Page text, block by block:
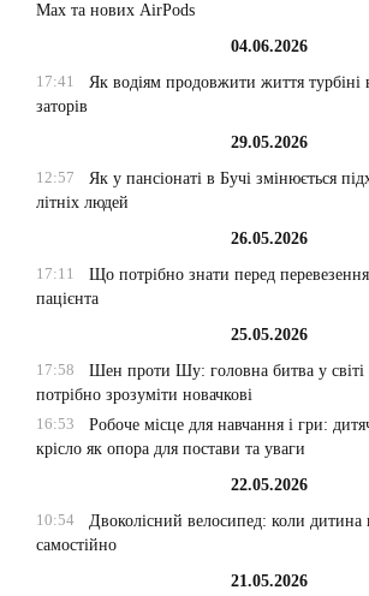
Max та нових AirPods
04.06.2026
17:41
Як водіям продовжити життя турбіні
заторів
29.05.2026
12:57
Як у пансіонаті в Бучі змінюється
літніх людей
26.05.2026
17:11
Що потрібно знати перед
пацієнта
25.05.2026
17:58
Шен проти Шу: головна битва у світі
потрібно зрозуміти новачкові
16:53
Робоче місце для навчання і гри:
крісло як опора для постави та уваги
22.05.2026
10:54
Двоколісний велосипед: коли дитина
самостійно
21.05.2026